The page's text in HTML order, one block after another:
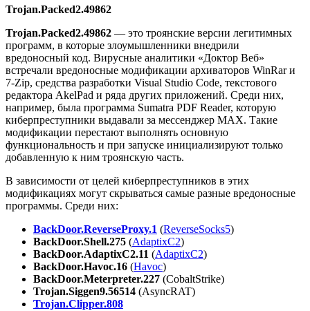
Trojan.Packed2.49862
Trojan.Packed2.49862 — это троянские версии легитимных
программ, в которые злоумышленники внедрили
вредоносный код. Вирусные аналитики «Доктор Веб»
встречали вредоносные модификации архиваторов WinRar и
7-Zip, средства разработки Visual Studio Code, текстового
редактора AkelPad и ряда других приложений. Среди них,
например, была программа Sumatra PDF Reader, которую
киберпреступники выдавали за мессенджер MAX. Такие
модификации перестают выполнять основную
функциональность и при запуске инициализируют только
добавленную к ним троянскую часть.
В зависимости от целей киберпреступников в этих
модификациях могут скрываться самые разные вредоносные
программы. Среди них:
BackDoor.ReverseProxy.1 (ReverseSocks5)
BackDoor.Shell.275 (AdaptixC2)
BackDoor.AdaptixC2.11 (AdaptixC2)
BackDoor.Havoc.16 (Havoc)
BackDoor.Meterpreter.227 (CobaltStrike)
Trojan.Siggen9.56514 (AsyncRAT)
Trojan.Clipper.808